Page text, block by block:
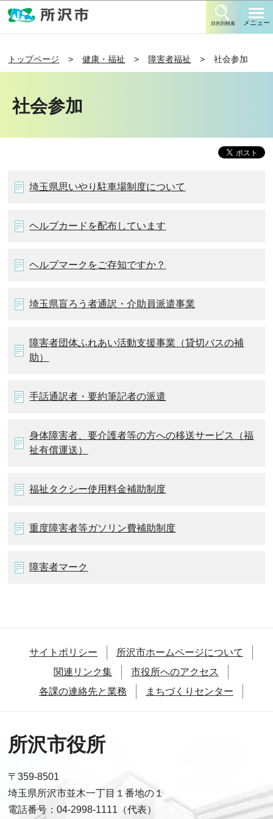
目的別検索 メニュー
トップページ 健康・福祉 障害者福祉 社会参加
社会参加
埼玉県思いやり駐車場制度について
ヘルプカードを配布しています
ヘルプマークをご存知ですか？
埼玉県盲ろう者通訳・介助員派遣事業
障害者団体ふれあい活動支援事業（貸切バスの補
助）
手話通訳者・要約筆記者の派遣
身体障害者、要介護者等の方への移送サービス（福
祉有償運送）
福祉タクシー使用料金補助制度
重度障害者等ガソリン費補助制度
障害者マーク
サイトポリシー
所沢市ホームページについて
関連リンク集
市役所へのアクセス
各課の連絡先と業務
まちづくりセンター
所沢市役所
〒359-8501
埼玉県所沢市並木一丁目１番地の１
電話番号：04-2998-1111（代表）